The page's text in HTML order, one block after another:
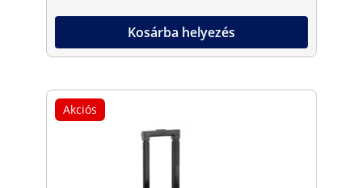
Kosárba helyezés
Akciós